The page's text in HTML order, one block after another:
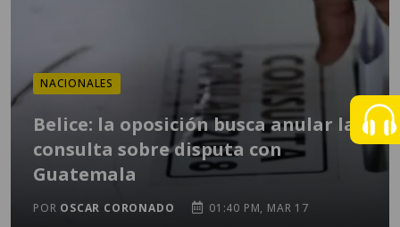
NACIONALES
Belice: la oposición busca anular la
consulta sobre disputa con
Guatemala
POR OSCAR CORONADO 01:40 PM, MAR 17